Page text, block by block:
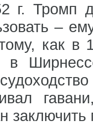
г. Тромп
–
как в
в